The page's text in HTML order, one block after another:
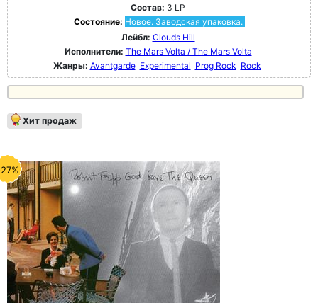
Состав: 3 LP
Состояние: Новое. Заводская упаковка.
Лейбл: Clouds Hill
Исполнители: The Mars Volta / The Mars Volta
Жанры: Avantgarde Experimental Prog Rock Rock
Хит продаж